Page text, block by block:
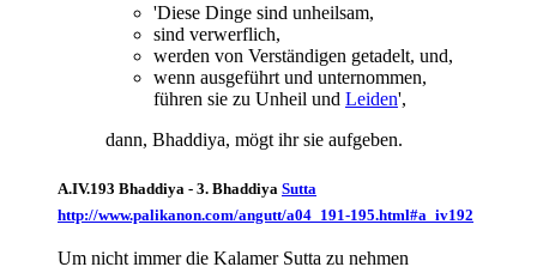
'Diese Dinge sind unheilsam,
sind verwerflich,
werden von Verständigen getadelt, und,
wenn ausgeführt und unternommen,
führen sie zu Unheil und Leiden',
dann, Bhaddiya, mögt ihr sie aufgeben.
A.IV.193 Bhaddiya - 3. Bhaddiya Sutta
http://www.palikanon.com/angutt/a04_191-195.html#a_iv192
Um nicht immer die Kalamer Sutta zu nehmen